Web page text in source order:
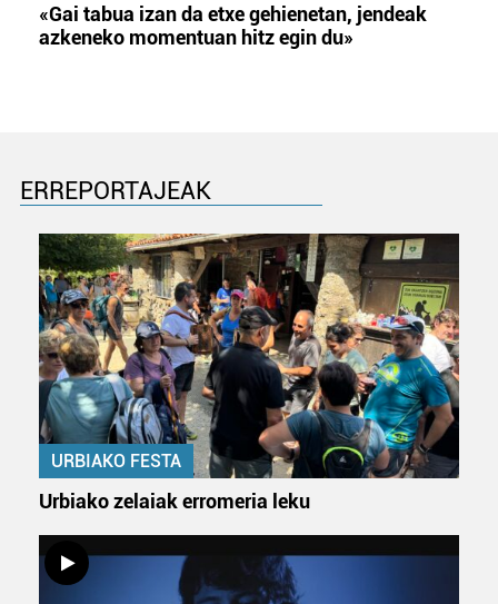
«Gai tabua izan da etxe gehienetan, jendeak
azkeneko momentuan hitz egin du»
ERREPORTAJEAK
URBIAKO FESTA
Urbiako zelaiak erromeria leku